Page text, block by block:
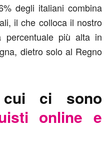
degli italiani combina
il che colloca il nostro
percentuale più alta in
dietro solo al Regno
ci sono
online e